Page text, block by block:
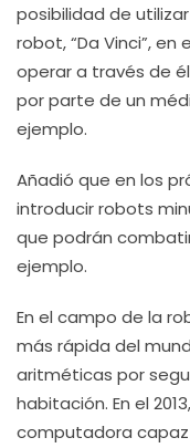
posibilidad de
robot, “Da Vinci”,
operar a través de
por parte de un
ejemplo.
Añadió que en los
introducir robots
que podrán
ejemplo.
En el campo de la
más rápida del
aritméticas por
habitación. En el
computadora